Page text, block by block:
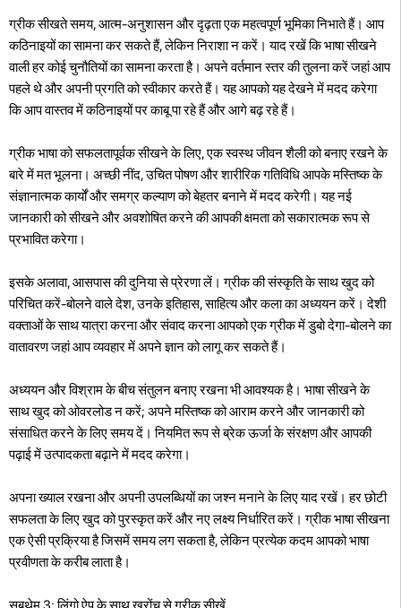
ग्रीक सीखते समय, आत्म-अनुशासन और दृढ़ता एक महत्वपूर्ण भूमिका निभाते हैं। आप
कठिनाइयों का सामना कर सकते हैं, लेकिन निराशा न करें। याद रखें कि भाषा सीखने
वाली हर कोई चुनौतियों का सामना करता है। अपने वर्तमान स्तर की तुलना करें जहां आप
पहले थे और अपनी प्रगति को स्वीकार करते हैं। यह आपको यह देखने में मदद करेगा
कि आप वास्तव में कठिनाइयों पर काबू पा रहे हैं और आगे बढ़ रहे हैं।
ग्रीक भाषा को सफलतापूर्वक सीखने के लिए, एक स्वस्थ जीवन शैली को बनाए रखने के
बारे में मत भूलना। अच्छी नींद, उचित पोषण और शारीरिक गतिविधि आपके मस्तिष्क के
संज्ञानात्मक कार्यों और समग्र कल्याण को बेहतर बनाने में मदद करेगी। यह नई
जानकारी को सीखने और अवशोषित करने की आपकी क्षमता को सकारात्मक रूप से
प्रभावित करेगा।
इसके अलावा, आसपास की दुनिया से प्रेरणा लें। ग्रीक की संस्कृति के साथ खुद को
परिचित करें-बोलने वाले देश, उनके इतिहास, साहित्य और कला का अध्ययन करें। देशी
वक्ताओं के साथ यात्रा करना और संवाद करना आपको एक ग्रीक में डुबो देगा-बोलने का
वातावरण जहां आप व्यवहार में अपने ज्ञान को लागू कर सकते हैं।
अध्ययन और विश्राम के बीच संतुलन बनाए रखना भी आवश्यक है। भाषा सीखने के
साथ खुद को ओवरलोड न करें; अपने मस्तिष्क को आराम करने और जानकारी को
संसाधित करने के लिए समय दें। नियमित रूप से ब्रेक ऊर्जा के संरक्षण और आपकी
पढ़ाई में उत्पादकता बढ़ाने में मदद करेगा।
अपना ख्याल रखना और अपनी उपलब्धियों का जश्न मनाने के लिए याद रखें। हर छोटी
सफलता के लिए खुद को पुरस्कृत करें और नए लक्ष्य निर्धारित करें। ग्रीक भाषा सीखना
एक ऐसी प्रक्रिया है जिसमें समय लग सकता है, लेकिन प्रत्येक कदम आपको भाषा
प्रवीणता के करीब लाता है।